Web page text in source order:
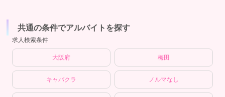
共通の条件でアルバイトを探す
求人検索条件
大阪府 梅田
キャバクラ ノルマなし